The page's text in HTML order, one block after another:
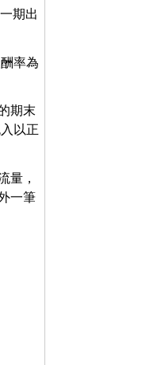
期出
率為
期末
以正
量，
一筆